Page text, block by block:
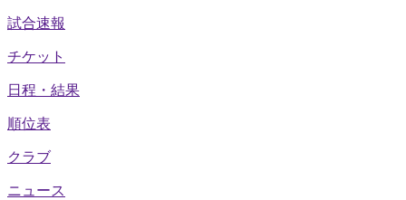
試合速報
チケット
日程・結果
順位表
クラブ
ニュース